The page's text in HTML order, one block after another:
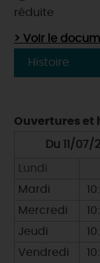
réduite
> Voir le
Histoire
Ouvertures et
Du 11/
Lundi
Mardi
Mercredi
Jeudi
Vendredi